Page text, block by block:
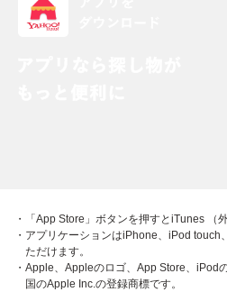
・「App Store」ボタンを押すとiTunes （
・アプリケーションはiPhone、iPod
ただけます。
・Apple、Appleのロゴ、App Store、iPod
国のApple Inc.の登録商標です。